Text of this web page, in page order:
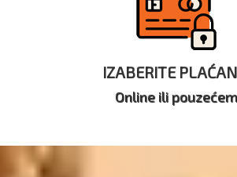
IZABERITE
Online ili pouzećem